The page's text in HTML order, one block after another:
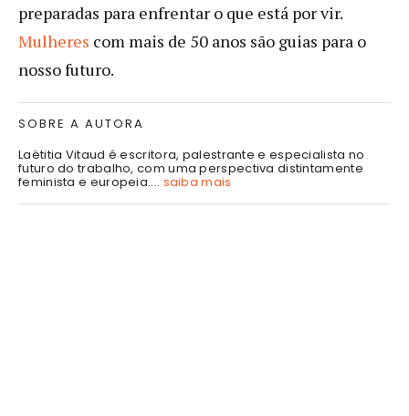
preparadas para enfrentar o que está por vir.
Mulheres com mais de 50 anos são guias para o
nosso futuro.
SOBRE A AUTORA
Laëtitia Vitaud é escritora, palestrante e especialista no
futuro do trabalho, com uma perspectiva distintamente
feminista e europeia.... saiba mais